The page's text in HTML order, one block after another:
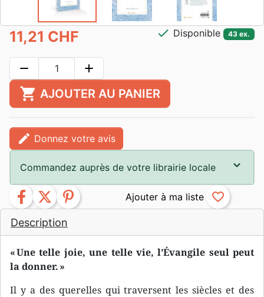
Description
« Une telle joie, une telle vie, l’Évangile seul peut
la donner. »
Il y a des querelles qui traversent les siècles et des
11,21 CHF check Disponible 43 ex.
remove add
shopping_cart AJOUTER AU PANIER
edit Donnez votre avis
Commandez auprès de votre librairie locale
facebook twitter pinterest favorite_border